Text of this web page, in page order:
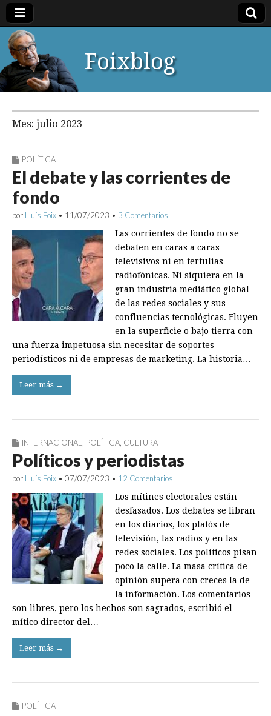
Foixblog
Mes: julio 2023
POLÍTICA
El debate y las corrientes de
fondo
por Lluís Foix • 11/07/2023 • 3 Comentarios
Las corrientes de fondo no se
debaten en caras a caras
televisivos ni en tertulias
radiofónicas. Ni siquiera en la
gran industria mediático global
de las redes sociales y sus
confluencias tecnológicas. Fluyen
en la superficie o bajo tierra con
una fuerza impetuosa sin necesitar de soportes
periodísticos ni de empresas de marketing. La historia…
Leer más →
INTERNACIONAL POLÍTICA CULTURA
Políticos y periodistas
por Lluís Foix • 07/07/2023 • 12 Comentarios
Los mítines electorales están
desfasados. Los debates se libran
en los diarios, los platós de
televisión, las radios y en las
redes sociales. Los políticos pisan
poco la calle. La masa crítica de
opinión supera con creces la de
la información. Los comentarios
son libres, pero los hechos son sagrados, escribió el
mítico director del…
Leer más →
POLÍTICA